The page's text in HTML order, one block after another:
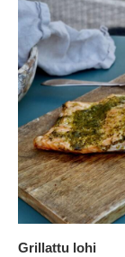
Grillattu lohi